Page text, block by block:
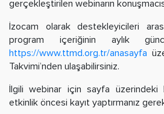
gerçekleştirilen webinarın
İzocam olarak destekleyicileri
program içeriğinin aylık
https://www.ttmd.org.tr/anasayfa
Takvimi’nden ulaşabilirsiniz.
İlgili webinar için sayfa üzerindeki
etkinlik öncesi kayıt yaptırmanız